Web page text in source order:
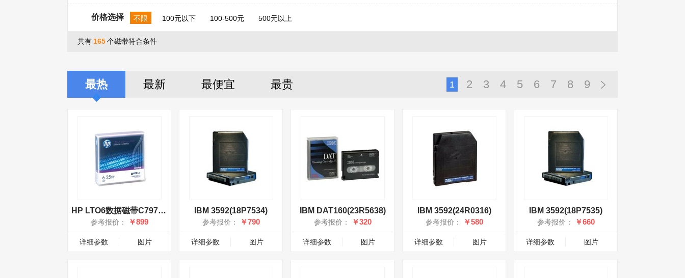
价格选择 不限 100元以下 100-500元 500元以上
共有 165个磁带符合条件
最热 最新 最便宜 最贵 1 2 3 4 5 6 7 8 9
HP LTO6数据磁带C7976A
参考报价： ￥899
详细参数 图片
IBM 3592(18P7534)
参考报价： ￥790
详细参数 图片
IBM DAT160(23R5638)
参考报价： ￥320
详细参数 图片
IBM 3592(24R0316)
参考报价： ￥580
详细参数 图片
IBM 3592(18P7535)
参考报价： ￥660
详细参数 图片